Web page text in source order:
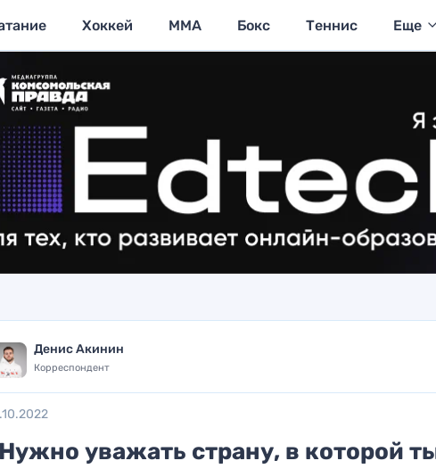
Хоккей MMA Бокс Теннис Еще
Денис Акинин
Корреспондент
уважать страну, в которой